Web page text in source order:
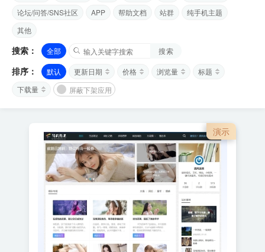
论坛/问答/SNS社区
APP 帮助文档 站群
纯手机主题
其他
搜索： 全部 搜索
排序： 默认 更新日期 价格 浏览量
标题
下载量
屏蔽下架应用
演示